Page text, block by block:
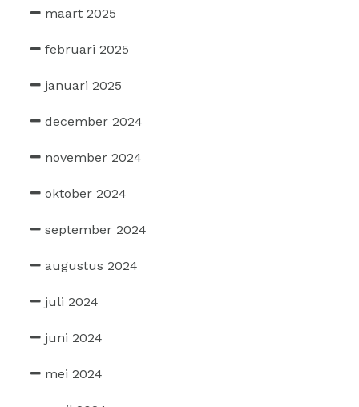
maart 2025
februari 2025
januari 2025
december 2024
november 2024
oktober 2024
september 2024
augustus 2024
juli 2024
juni 2024
mei 2024